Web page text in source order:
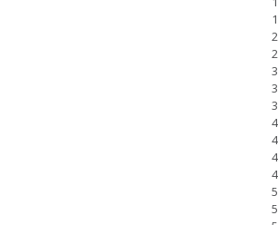
2
3
4
5